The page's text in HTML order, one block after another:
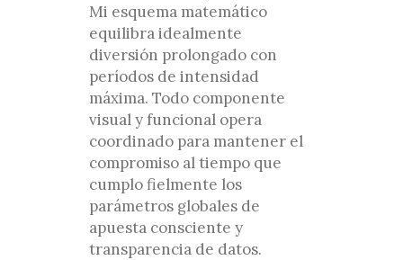
Mi esquema matemático
equilibra idealmente
diversión prolongado con
períodos de intensidad
máxima. Todo componente
visual y funcional opera
coordinado para mantener el
compromiso al tiempo que
cumplo fielmente los
parámetros globales de
apuesta consciente y
transparencia de datos.